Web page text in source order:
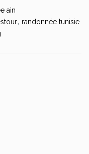
ain
, randonnée tunisie